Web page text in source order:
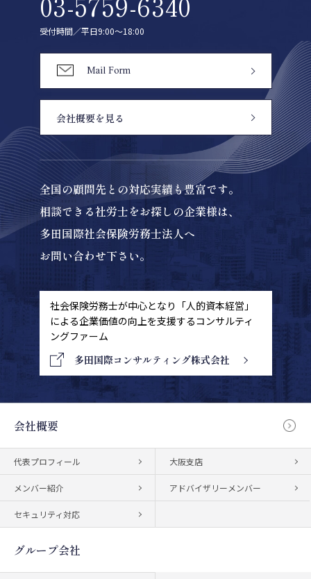
受付時間／平日9:00〜18:00
Mail Form
会社概要を見る
全国の顧問先との対応実績も豊富です。
相談できる社労士をお探しの企業様は、
多田国際社会保険労務士法人へ
お問い合わせ下さい。
社会保険労務士が中心となり「人的資本経営」
による企業価値の向上を支援するコンサルティ
ングファーム
多田国際コンサルティング株式会社
会社概要
代表プロフィール 大阪支店
メンバー紹介 アドバイザリーメンバー
セキュリティ対応
グループ会社